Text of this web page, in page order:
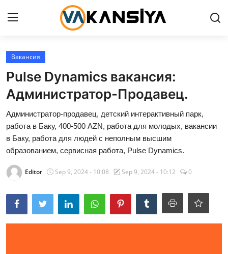
Login
Главная страница
Contact
RU
Вакансия
Pulse Dynamics вакансия:
Администратор-Продавец.
Администратор-продавец, детский интерактивный парк,
работа в Баку, 400-500 AZN, работа для молодых, вакансии
в Баку, работа для людей с неполным высшим
образованием, сервисная работа, Pulse Dynamics.
Editor Sep 9, 2024 - 10:08 Sep 9, 2024 - 10:12 0